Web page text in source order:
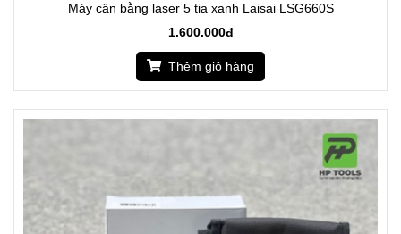
Máy cân bằng laser 5 tia xanh Laisai LSG660S
1.600.000đ
Thêm giỏ hàng